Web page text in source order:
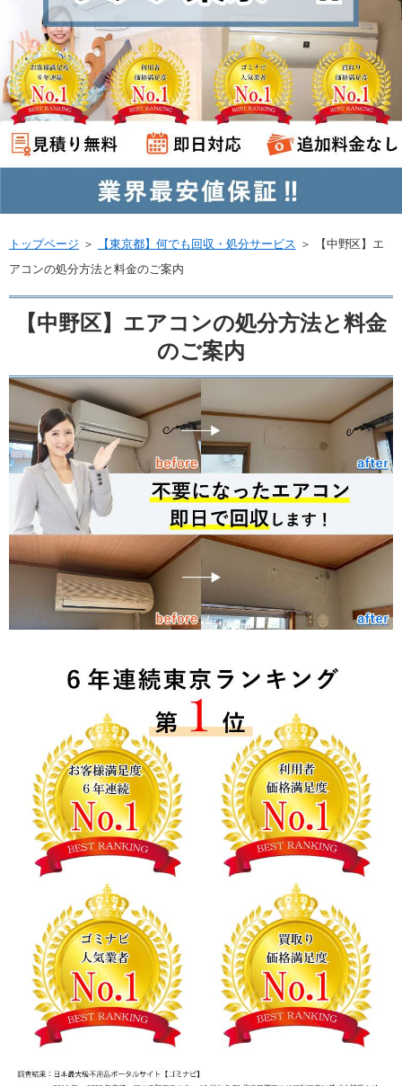
トップページ ＞ 【東京都】何でも回収・処分サービス ＞
【中野区】エ
アコンの処分方法と料金のご案内
【中野区】エアコンの処分方法と料金
のご案内